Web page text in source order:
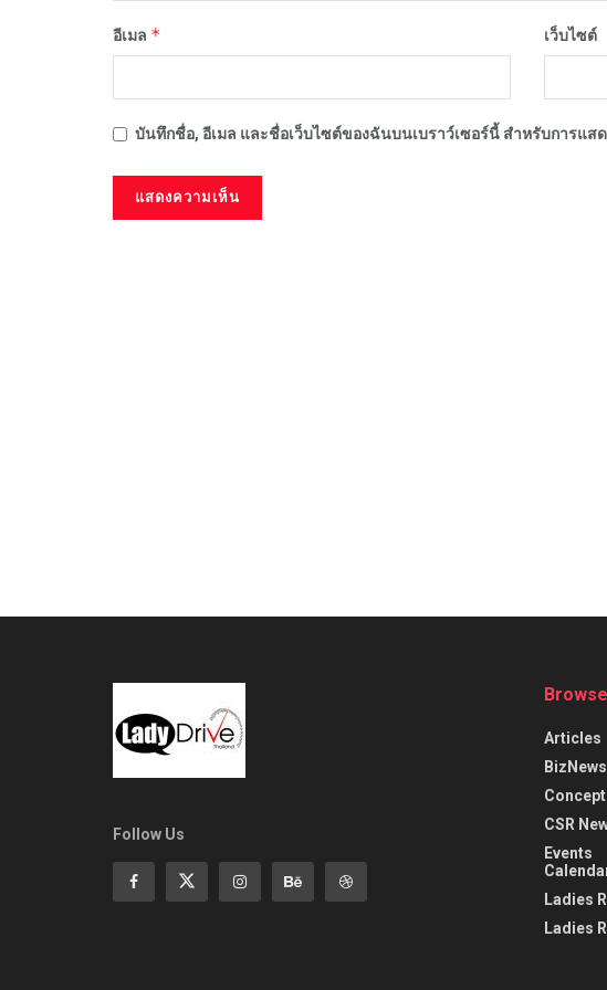
อีเมล * เว็บไซต์
บันทึกชื่อ, อีเมล และชื่อเว็บไซต์ของฉันบนเบราว์เซอร์นี้ สำหรับการแส
Follow Us
Articles
BizNews
CSR
Events
Ladies
Ladies